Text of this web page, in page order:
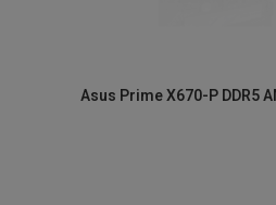
Asus Prime X670-P DDR5